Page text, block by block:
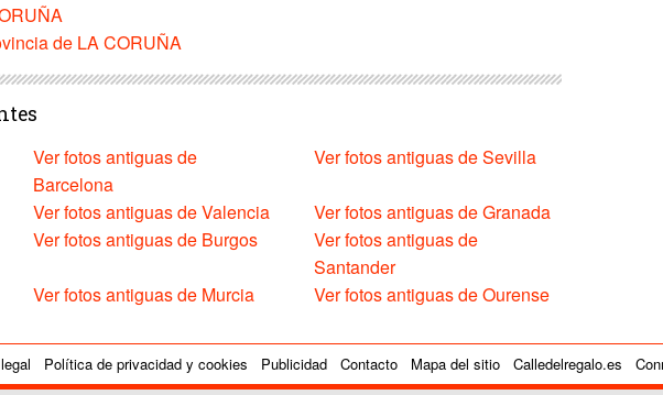
de LA CORUÑA
Ver fotos antiguas de
Barcelona
Ver fotos antiguas de Sevilla
Ver fotos antiguas de Valencia
Ver fotos antiguas de Granada
Ver fotos antiguas de Burgos
Ver fotos antiguas de
Santander
Ver fotos antiguas de Murcia Ver fotos antiguas de Ourense
Política de privacidad y cookies Publicidad Contacto Mapa del sitio Calledelregalo.es